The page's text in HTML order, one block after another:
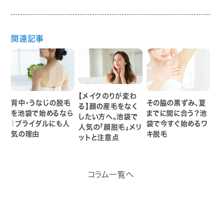
関連記事
背中・うなじの脱毛
を池袋で始めるなら
｜ブライダルにも人
気の理由
【メイクのりが変わ
る】顔の産毛をなく
したい方へ。池袋で
人気の「顔脱毛」メリ
ットと注意点
その脇の黒ずみ、夏
までに間に合う？池
袋で今すぐ始めるワ
キ脱毛
コラム一覧へ